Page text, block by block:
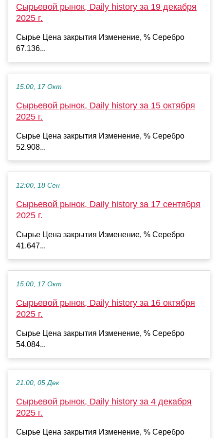
Сырьевой рынок, Daily history за 19 декабря
2025 г.
Сырье Цена закрытия Изменение, % Серебро
67.136...
15:00, 17 Окт
Сырьевой рынок, Daily history за 15 октября
2025 г.
Сырье Цена закрытия Изменение, % Серебро
52.908...
12:00, 18 Сен
Сырьевой рынок, Daily history за 17 сентября
2025 г.
Сырье Цена закрытия Изменение, % Серебро
41.647...
15:00, 17 Окт
Сырьевой рынок, Daily history за 16 октября
2025 г.
Сырье Цена закрытия Изменение, % Серебро
54.084...
21:00, 05 Дек
Сырьевой рынок, Daily history за 4 декабря
2025 г.
Сырье Цена закрытия Изменение, % Серебро